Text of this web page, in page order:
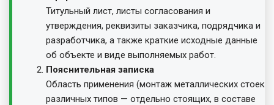
Титульный лист, листы согласования и
утверждения, реквизиты заказчика, подрядчика и
разработчика, а также краткие исходные данные
об объекте и виде выполняемых работ.
Пояснительная записка
Область применения (монтаж металлических стоек
различных типов — отдельно стоящих, в составе